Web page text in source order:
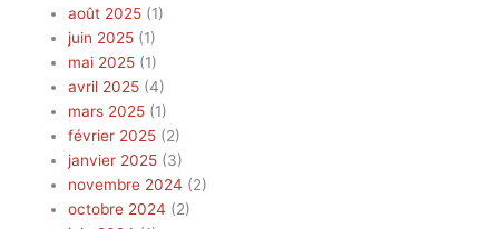
août 2025 (1)
juin 2025 (1)
mai 2025 (1)
avril 2025 (4)
mars 2025 (1)
février 2025 (2)
janvier 2025 (3)
novembre 2024 (2)
octobre 2024 (2)